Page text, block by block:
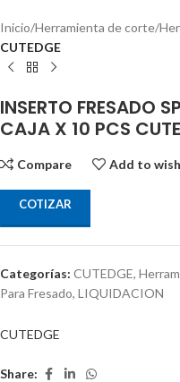
Inicio Herramienta de corte
CUTEDGE
INSERTO FRESADO
CAJA X 10 PCS
Compare Add to
COTIZAR
Categorías: CUTEDGE,
Para Fresado, LIQUIDACION
CUTEDGE
Share: